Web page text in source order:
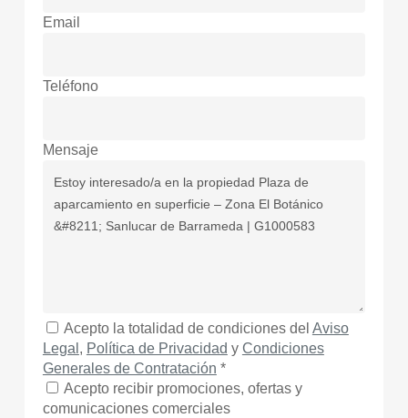
Email
Teléfono
Mensaje
Acepto la totalidad de condiciones del Aviso
Legal , Política de Privacidad y Condiciones
Generales de Contratación *
Acepto recibir promociones, ofertas y
comunicaciones comerciales